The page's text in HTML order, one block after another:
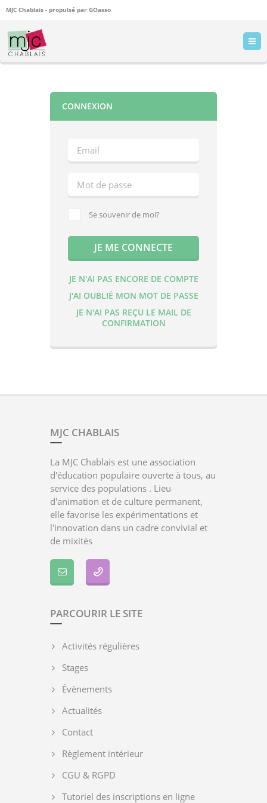
MJC Chablais - propulsé par GOasso
CONNEXION
Se souvenir de moi?
JE N'AI PAS ENCORE DE COMPTE
J'AI OUBLIÉ MON MOT DE PASSE
JE N'AI PAS REÇU LE MAIL DE
CONFIRMATION
MJC CHABLAIS
La MJC Chablais est une association
d'éducation populaire ouverte à tous, au
service des populations . Lieu
d'animation et de culture permanent,
elle favorise les expérimentations et
l'innovation dans un cadre convivial et
de mixités
PARCOURIR LE SITE
Activités régulières
Stages
Évènements
Actualités
Contact
Règlement intérieur
CGU & RGPD
Tutoriel des inscriptions en ligne